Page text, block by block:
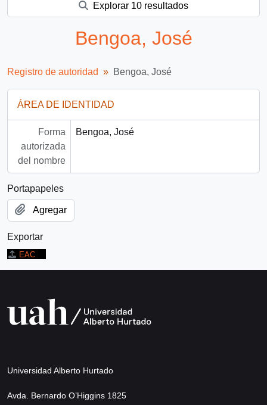
Explorar 10 resultados
Bengoa, José
Registro de autoridad Bengoa, José
ÁREA DE IDENTIDAD
Forma
autorizada
del nombre
Bengoa, José
Portapapeles
Agregar
Exportar
EAC
Universidad Alberto Hurtado
Avda. Bernardo O’Higgins 1825